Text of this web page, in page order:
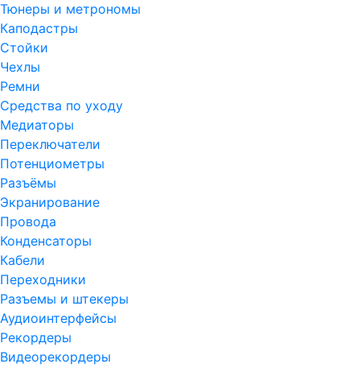
Тюнеры и метрономы
Каподастры
Стойки
Чехлы
Ремни
Средства по уходу
Медиаторы
Переключатели
Потенциометры
Разъёмы
Экранирование
Провода
Конденсаторы
Кабели
Переходники
Разъемы и штекеры
Аудиоинтерфейсы
Рекордеры
Видеорекордеры